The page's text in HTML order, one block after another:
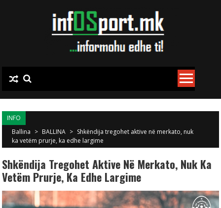
INFO
Ballina > BALLINA > Shkëndija tregohet aktive në merkato, nuk
ka vetëm prurje, ka edhe largime
Shkëndija Tregohet Aktive Në Merkato, Nuk Ka
Vetëm Prurje, Ka Edhe Largime